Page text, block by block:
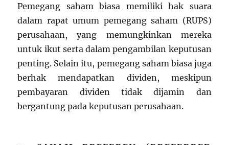
Pemegang saham biasa memiliki hak suara
dalam rapat umum pemegang saham (RUPS)
perusahaan, yang memungkinkan mereka
untuk ikut serta dalam pengambilan keputusan
penting. Selain itu, pemegang saham biasa juga
berhak mendapatkan dividen, meskipun
pembayaran dividen tidak dijamin dan
bergantung pada keputusan perusahaan.